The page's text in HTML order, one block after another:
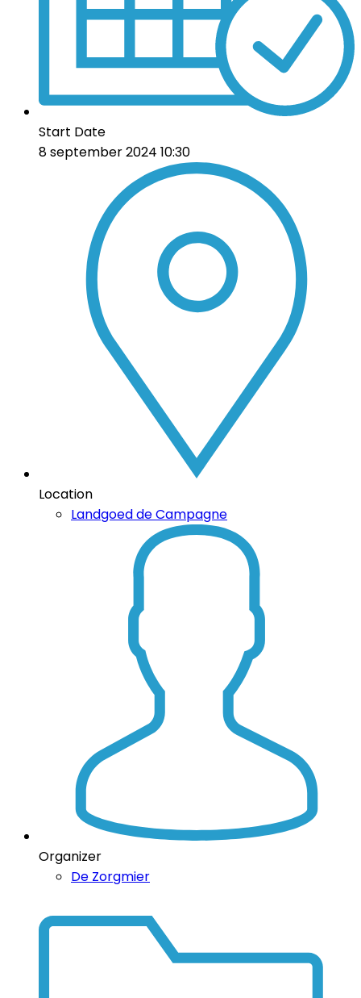
Start Date
8 september 2024 10:30
Location
Landgoed de Campagne
Organizer
De Zorgmier